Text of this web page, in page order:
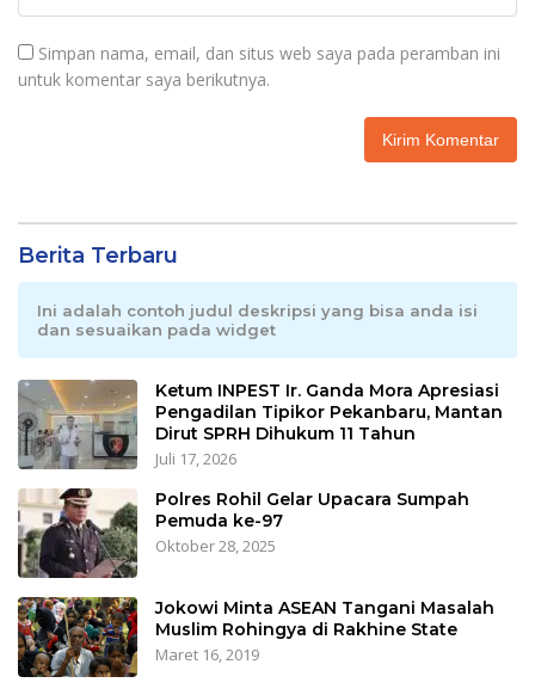
Simpan nama, email, dan situs web saya pada peramban ini
untuk komentar saya berikutnya.
Berita Terbaru
Ini adalah contoh judul deskripsi yang bisa anda isi
dan sesuaikan pada widget
Ketum INPEST Ir. Ganda Mora Apresiasi
Pengadilan Tipikor Pekanbaru, Mantan
Dirut SPRH Dihukum 11 Tahun
Juli 17, 2026
Polres Rohil Gelar Upacara Sumpah
Pemuda ke-97
Oktober 28, 2025
Jokowi Minta ASEAN Tangani Masalah
Muslim Rohingya di Rakhine State
Maret 16, 2019